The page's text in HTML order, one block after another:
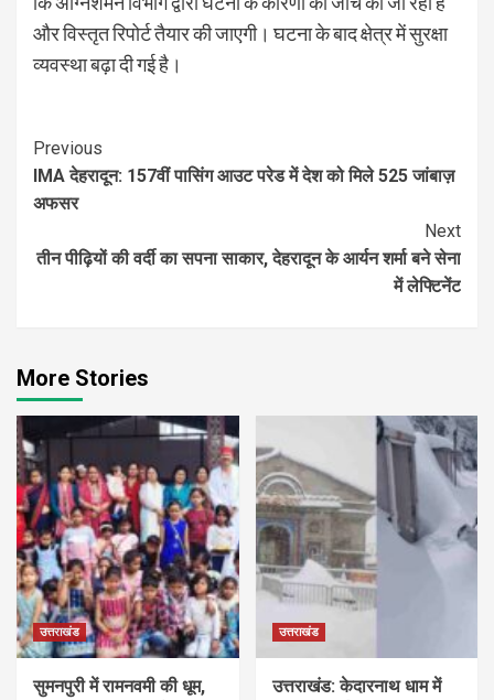
और विस्तृत रिपोर्ट तैयार की जाएगी। घटना के बाद क्षेत्र में सुरक्षा
व्यवस्था बढ़ा दी गई है।
Continue
Reading
Previous
IMA देहरादून: 157वीं पासिंग आउट परेड में देश को मिले 525 जांबाज़
अफसर
Next
तीन पीढ़ियों की वर्दी का सपना साकार, देहरादून के आर्यन शर्मा बने सेना
में लेफ्टिनेंट
More Stories
उत्तराखंड
सुमनपुरी में रामनवमी की धूम,
उत्तराखंड
उत्तराखंड: केदारनाथ धाम में